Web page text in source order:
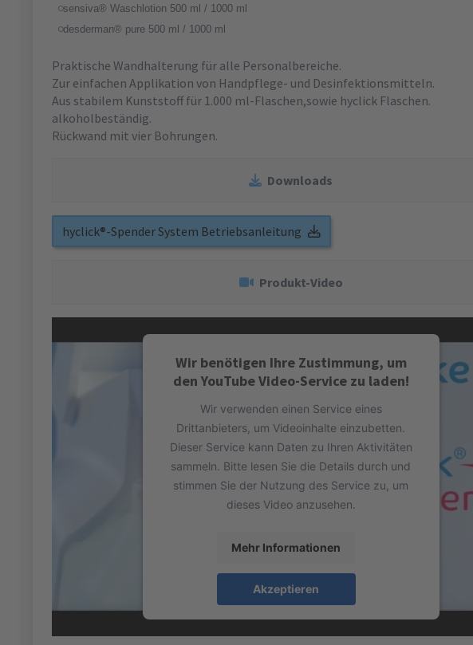
sensiva® Waschlotion 500 ml / 1000 ml
desderman® pure 500 ml / 1000 ml
Praktische Wandhalterung für alle Personalbereiche.
Zur einfachen Applikation von Handpflege- und Desinfektionsmitteln.
Aus stabilem Kunststoff für 1.000 ml-Flaschen,sowie hyclick Flaschen.
alkoholbeständig.
Rückwand mit vier Bohrungen.
Downloads
hyclick®-Spender System Betriebsanleitung
Produkt-Video
Wir benötigen Ihre Zustimmung, um
den YouTube Video-Service zu laden!
Wir verwenden einen Service eines
Drittanbieters, um Videoinhalte einzubetten.
Dieser Service kann Daten zu Ihren Aktivitäten
sammeln. Bitte lesen Sie die Details durch und
stimmen Sie der Nutzung des Service zu, um
dieses Video anzusehen.
Mehr Informationen
Akzeptieren